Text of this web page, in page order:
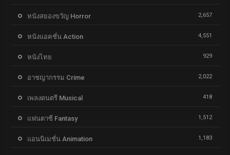
หนังสยองขวัญ Horror 2,657
หนังแอคชั่น Action 4,551
หนังไทย 929
อาชญากรรม Crime 2,022
เพลงดนตรี Musical 418
แฟนตาซี Fantasy 1,512
แอนนิเมชั่น Animation 1,183